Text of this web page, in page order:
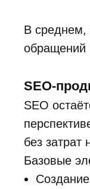
В среднем,
обращений
SEO-
SEO
без затрат
Базовые